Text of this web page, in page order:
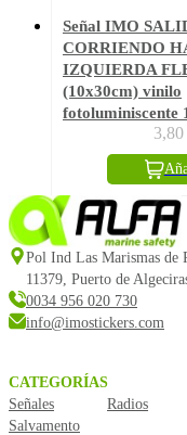
Señal IMO
CORRIENDO
IZQUIERDA
(10x30cm) vinilo
fotoluminiscente
Pol Ind Las Marismas de
11379, Puerto de
0034 956 020 730
info@imostickers.com
CATEGORÍAS
Señales
Salvamento
Radios